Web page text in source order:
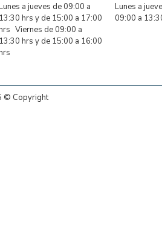
a jueves de 09:00 a
13:30 hrs y de 15:00 a 17:00
Viernes de 09:00 a
13:30 hrs y de 15:00 a 16:00
Lunes a
09:00 a
© Copyright